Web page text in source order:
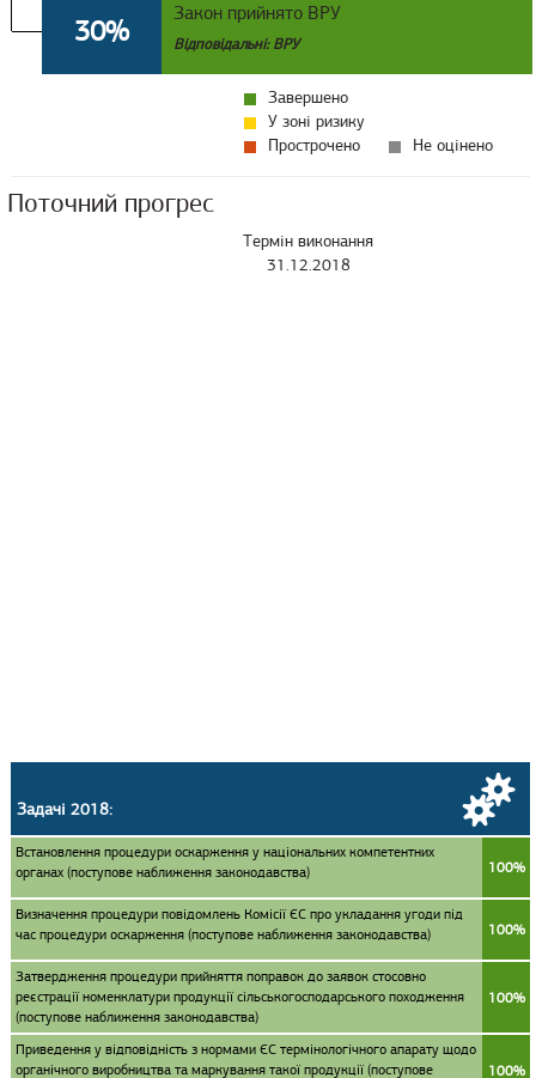
30% Закон прийнято ВРУ
Відповідальні: ВРУ
Завершено
У зоні ризику
Прострочено
Не оцінено
Поточний прогрес
Термін виконання
31.12.2018
Задачі 2018:
Встановлення процедури оскарження у національних компетентних
органах (поступове наближення законодавства)
100%
Визначення процедури повідомлень Комісії ЄС про укладання угоди під
час процедури оскарження (поступове наближення законодавства)
100%
Затвердження процедури прийняття поправок до заявок стосовно
реєстрації номенклатури продукції сільськогосподарського походження
(поступове наближення законодавства)
100%
Приведення у відповідність з нормами ЄС термінологічного апарату щодо
органічного виробництва та маркування такої продукції (поступове
100%